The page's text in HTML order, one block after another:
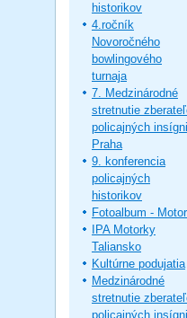
historikov
4.ročník
Novoročného
bowlingového
turnaja
7. Medzinárodné
stretnutie
policajných
Praha
9. konferencia
policajných
historikov
Fotoalbum -
IPA Motorky
Taliansko
Kultúrne podujatia
Medzinárodné
stretnutie
policajných